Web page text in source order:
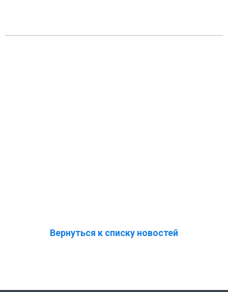
Вернуться к списку новостей